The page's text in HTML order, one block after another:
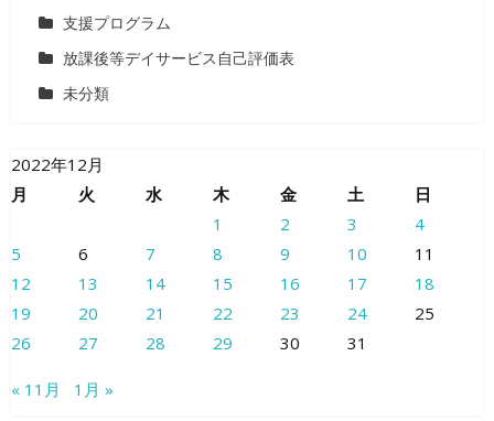
支援プログラム
放課後等デイサービス自己評価表
未分類
2022年12月
月
火 水 木 金 土
日
1
2 3
4
5
6 7 8 9 10
11
12
13 14 15 16 17
18
19
20 21 22 23 24
25
26
27 28 29 30 31
« 11月 1月 »